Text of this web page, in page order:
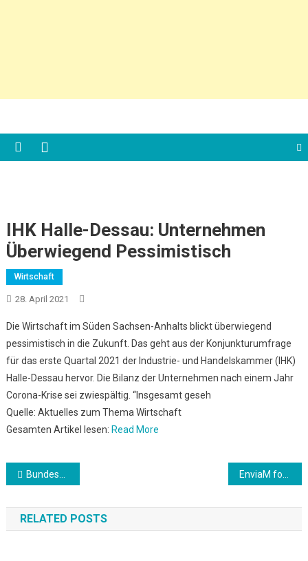
IHK Halle-Dessau: Unternehmen
Überwiegend Pessimistisch
Wirtschaft
28. April 2021
Die Wirtschaft im Süden Sachsen-Anhalts blickt überwiegend
pessimistisch in die Zukunft. Das geht aus der Konjunkturumfrage
für das erste Quartal 2021 der Industrie- und Handelskammer (IHK)
Halle-Dessau hervor. Die Bilanz der Unternehmen nach einem Jahr
Corona-Krise sei zwiespältig. “Insgesamt geseh
Quelle: Aktuelles zum Thema Wirtschaft
Gesamten Artikel lesen: Read More
Beitrags-
Navigation
Bundeswehrärzte impfen in Betrieben im Landkreis Hof
RELATED POSTS